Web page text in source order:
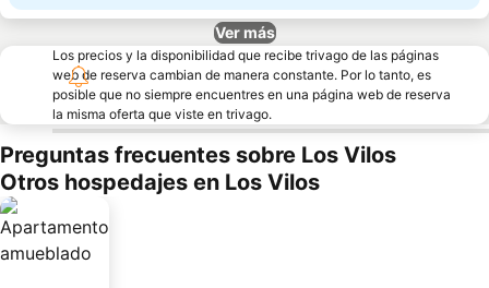
Ver más
Los precios y la disponibilidad que recibe trivago de las páginas
web de reserva cambian de manera constante. Por lo tanto, es
posible que no siempre encuentres en una página web de reserva
la misma oferta que viste en trivago.
Preguntas frecuentes sobre Los Vilos
Otros hospedajes en Los Vilos